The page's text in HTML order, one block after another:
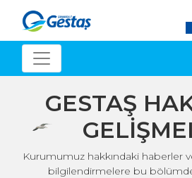
GESTAŞ
Kurumumuz hakkındaki haberler
bilgilendirmelere bu